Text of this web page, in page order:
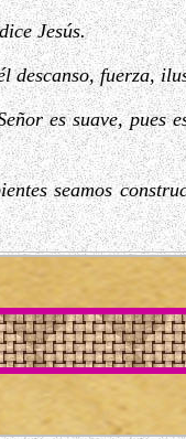
Jesús.
descanso, fuerza,
es suave, pues
seamos